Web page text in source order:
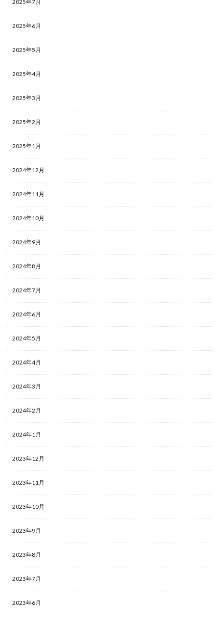
2025年7月
2025年6月
2025年5月
2025年4月
2025年3月
2025年2月
2025年1月
2024年12月
2024年11月
2024年10月
2024年9月
2024年8月
2024年7月
2024年6月
2024年5月
2024年4月
2024年3月
2024年2月
2024年1月
2023年12月
2023年11月
2023年10月
2023年9月
2023年8月
2023年7月
2023年6月